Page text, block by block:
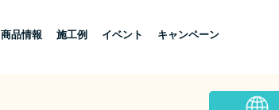
商品情報 施工例 イベント キャンペーン